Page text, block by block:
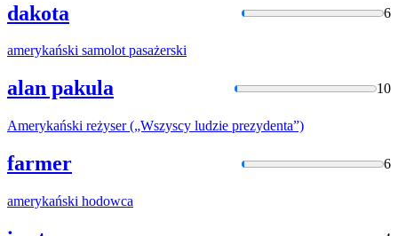
dakota 6
amerykański samolot pasażerski
alan pakula 10
Amerykański reżyser („Wszyscy ludzie prezydenta”)
farmer 6
amerykański hodowca